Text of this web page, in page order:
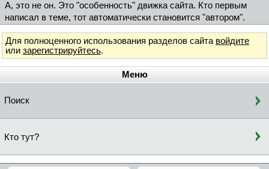
A, это не он. Это "особенность" движка сайта. Кто первым
написал в теме, тот автоматически становится "автором".
Для полноценного использования разделов сайта войдите
или зарегистрируйтесь.
Меню
Поиск
Кто тут?